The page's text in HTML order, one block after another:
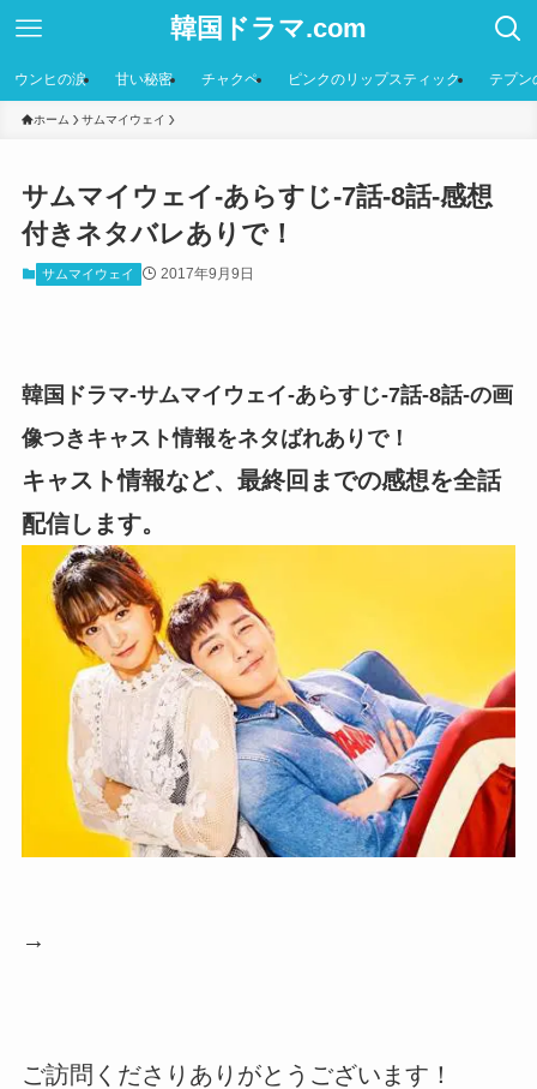
韓国ドラマ.com
ウンヒの涙 甘い秘密 チャクペ ピンクのリップスティック テプン
ホーム サムマイウェイ
サムマイウェイ-あらすじ-7話-8話-感想
付きネタバレありで！
サムマイウェイ 2017年9月9日
韓国ドラマ-サムマイウェイ-あらすじ-7話-8話-の画
像つきキャスト情報をネタばれありで！
キャスト情報など、最終回までの感想を全話
配信します。
→
ご訪問くださりありがとうございます！